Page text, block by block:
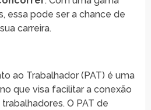
essa pode ser a chance de
carreira.
ao Trabalhador (PAT) é uma
que visa facilitar a conexão
O PAT de